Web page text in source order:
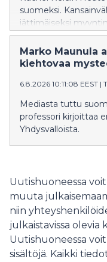
suomeksi.
jättimäiseksi
teoksella Game
Marko Maunula
kiehtovaa
6.8.2026 10:11:08 EEST |
Mediasta tuttu
professori kirjoittaa
Yhdysvalloista.
Uutishuoneessa
muuta
niin
julkaistavissa olevia
Uutishuoneessa
sisältöjä. Kaikki